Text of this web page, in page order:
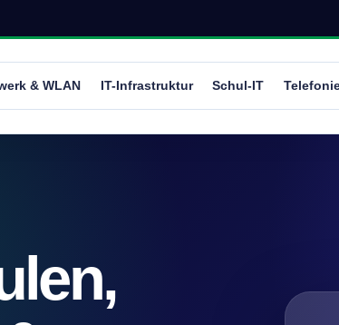
& WLAN IT-Infrastruktur Schul-IT